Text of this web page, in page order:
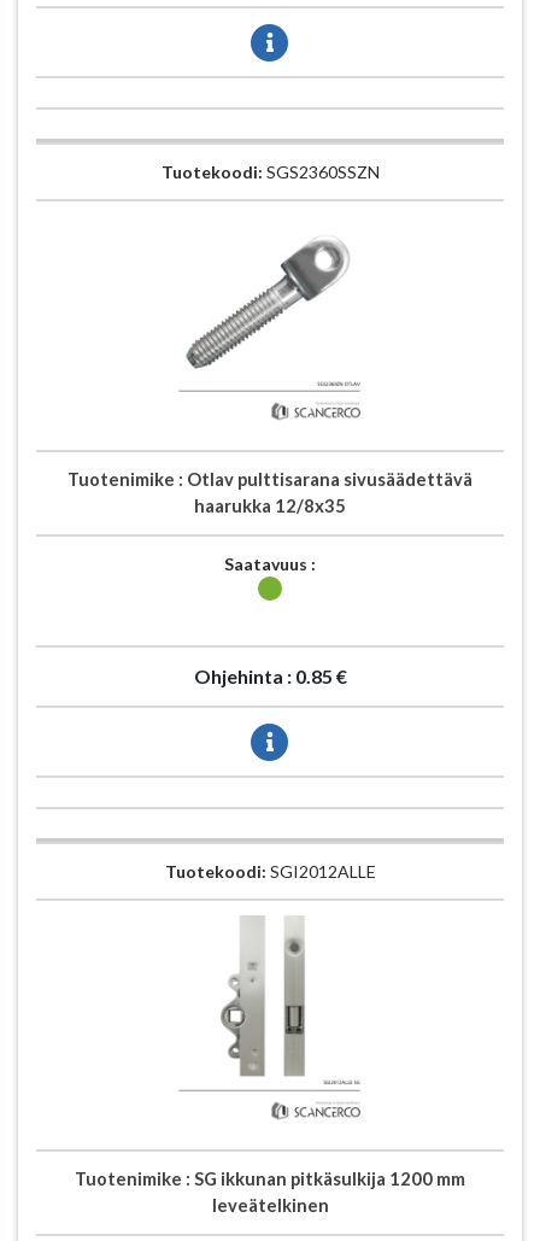
Tuotekoodi: SGS2360SSZN
Tuotenimike : Otlav pulttisarana sivusäädettävä
haarukka 12/8x35
Saatavuus :
Ohjehinta : 0.85 €
Tuotekoodi: SGI2012ALLE
Tuotenimike : SG ikkunan pitkäsulkija 1200 mm
leveätelkinen